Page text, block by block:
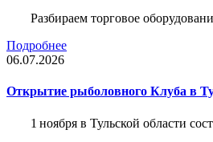
Разбираем торговое
Подробнее
06.07.2026
Открытие рыболовного Клуба в
1 ноября в Тульской области